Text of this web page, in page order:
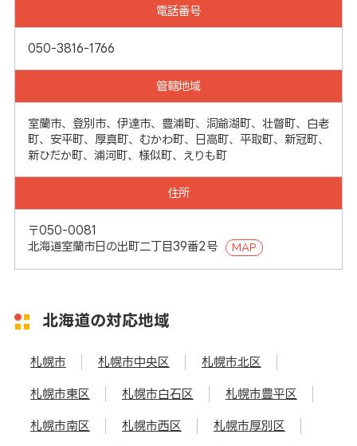
電話番号
050-3816-1766
管轄地域
室蘭市、登別市、伊達市、豊浦町、洞爺湖町、壮瞥町、白老
町、安平町、厚真町、むかわ町、日高町、平取町、新冠町、
新ひだか町、浦河町、様似町、えりも町
住所
〒050-0081
北海道室蘭市日の出町二丁目39番2号
MAP
北海道の対応地域
札幌市 札幌市中央区 札幌市北区
札幌市東区 札幌市白石区 札幌市豊平区
札幌市南区 札幌市西区 札幌市厚別区